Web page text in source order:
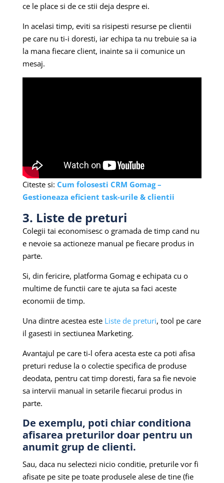
ce le place si de ce stii deja despre ei.
In acelasi timp, eviti sa risipesti resurse pe clientii
pe care nu ti-i doresti, iar echipa ta nu trebuie sa ia
la mana fiecare client, inainte sa ii comunice un
mesaj.
Citeste si: Cum folosesti CRM Gomag –
Gestioneaza eficient task-urile & clientii
3. Liste de preturi
Colegii tai economisesc o gramada de timp cand nu
e nevoie sa actioneze manual pe fiecare produs in
parte.
Si, din fericire, platforma Gomag e echipata cu o
multime de functii care te ajuta sa faci aceste
economii de timp.
Una dintre acestea este Liste de preturi, tool pe care
il gasesti in sectiunea Marketing.
Avantajul pe care ti-l ofera acesta este ca poti afisa
preturi reduse la o colectie specifica de produse
deodata, pentru cat timp doresti, fara sa fie nevoie
sa intervii manual in setarile fiecarui produs in
parte.
De exemplu, poti chiar conditiona
afisarea preturilor doar pentru un
anumit grup de clienti.
Sau, daca nu selectezi nicio conditie, preturile vor fi
afisate pe site pe toate produsele alese de tine (fie